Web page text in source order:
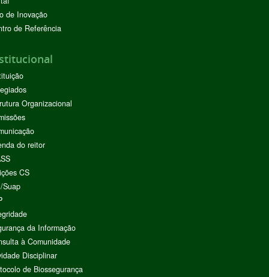
de Inovação
de Referência
Organizacional
do reitor
CS
Suap
da Informação
à Comunidade
Disciplinar
de Biossegurança